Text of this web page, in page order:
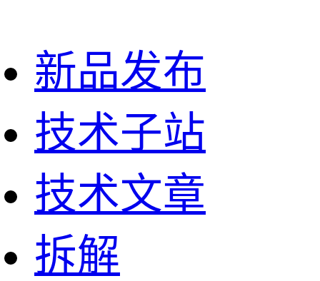
新品发布
技术子站
技术文章
拆解